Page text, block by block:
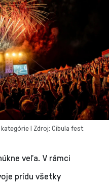
| Zdroj: Cibula fest
veľa. V rámci
prídu všetky